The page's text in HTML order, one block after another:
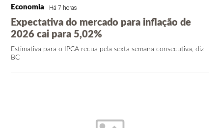
Economia Há 7 horas
Expectativa do mercado para inflação de
2026 cai para 5,02%
Estimativa para o IPCA recua pela sexta semana consecutiva, diz
BC